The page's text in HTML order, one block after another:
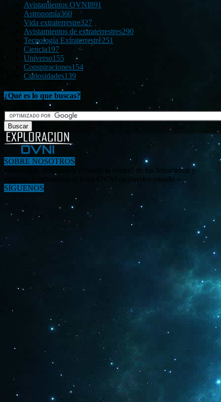
Avistamientos OVNI891
Astronomía360
Vida extraterrestre327
Avistamientos de extraterrestres290
Tecnología Extraterrestre251
Ciencia197
Universo155
Conspiraciones154
Curiosidades139
¿Qué es lo que buscas?
SOBRE NOSOTROS
«Investigar, descubrir y difundir la verdad de los fenómenos y
enigmas relacionados al tema OVNI en nuestro mundo.»
SÍGUENOS